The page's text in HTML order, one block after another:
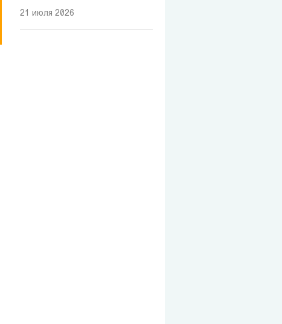
21 июля 2026